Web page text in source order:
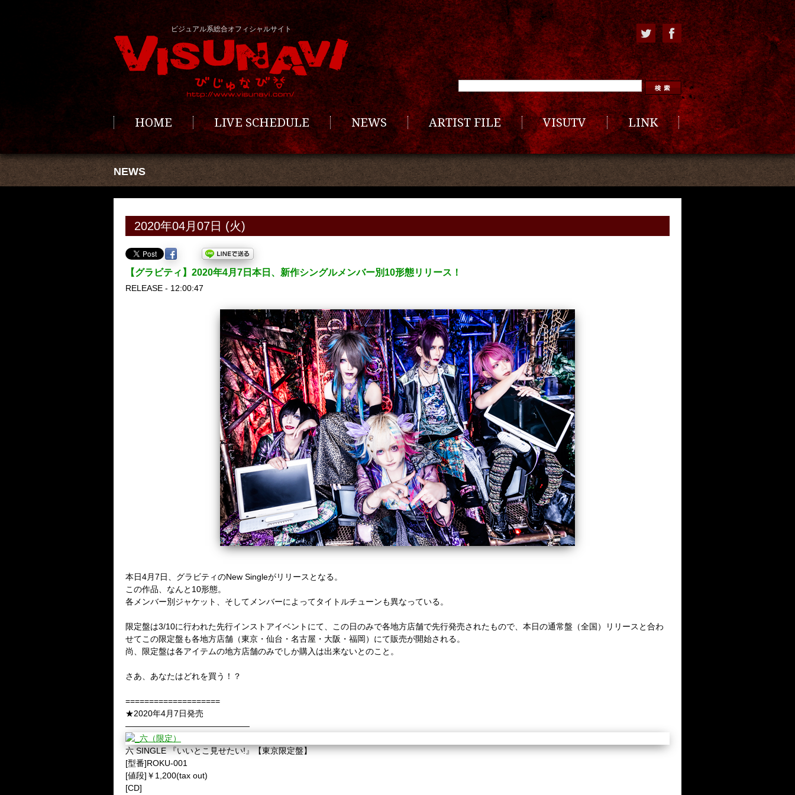
ビジュアル系総合オフィシャルサイト
HOME LIVE SCHEDULE NEWS ARTIST FILE VISUTV LINK
NEWS
2020年04月07日 (火)
【グラビティ】2020年4月7日本日、新作シングルメンバー別10形態リリース！
RELEASE - 12:00:47
本日4月7日、グラビティのNew Singleがリリースとなる。
この作品、なんと10形態。
各メンバー別ジャケット、そしてメンバーによってタイトルチューンも異なっている。
限定盤は3/10に行われた先行インストアイベントにて、この日のみで各地方店舗で先行発売されたもので、本日の通常盤（全国）リリースと合わ
せてこの限定盤も各地方店舗（東京・仙台・名古屋・大阪・福岡）にて販売が開始される。
尚、限定盤は各アイテムの地方店舗のみでしか購入は出来ないとのこと。
さあ、あなたはどれを買う！？
====================
★2020年4月7日発売
———————————————
六 SINGLE 『いいとこ見せたい!』【東京限定盤】
[型番]ROKU-001
[値段]￥1,200(tax out)
[CD]